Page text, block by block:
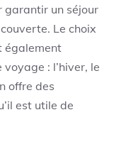
garantir un séjour
Le choix
également
: l’hiver, le
offre des
est utile de